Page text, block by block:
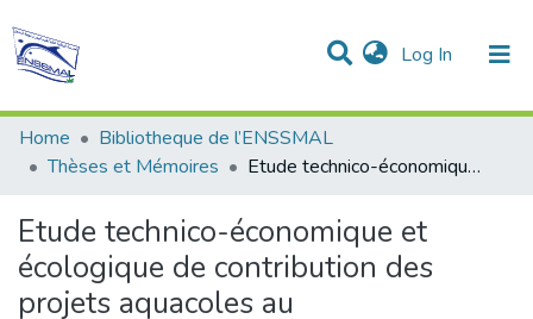
Log In (current)
Communities & Collections
Statistics
All of DSpace
Home
Bibliotheque de l’ENSSMAL
Thèses et Mémoires
Etude technico-économique et écologique de contribution des projets aquacoles au développement durable en Algérie
Etude technico-économique et
écologique de contribution des
projets aquacoles au